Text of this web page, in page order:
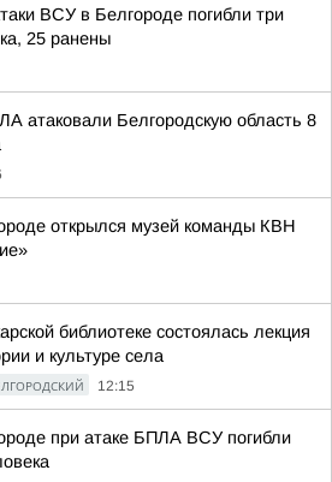
ВСУ в Белгороде погибли три
25 ранены
атаковали Белгородскую область 8
открылся музей команды КВН
библиотеке состоялась лекция
и культуре села
12:15
при атаке БПЛА ВСУ погибли